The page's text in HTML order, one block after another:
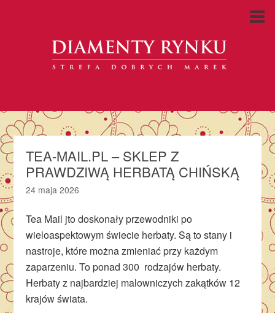
TEA-MAIL.PL – SKLEP Z
PRAWDZIWĄ HERBATĄ CHIŃSKĄ
24 maja 2026
Tea Mail jto doskonały przewodniki po
wieloaspektowym świecie herbaty. Są to stany i
nastroje, które można zmieniać przy każdym
zaparzeniu. To ponad 300 rodzajów herbaty.
Herbaty z najbardziej malowniczych zakątków 12
krajów świata.